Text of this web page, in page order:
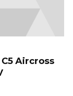
Aircross